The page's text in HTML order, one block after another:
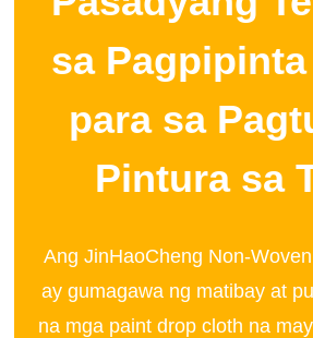
sa Pagpipinta
para sa
Pintura sa
Ang JinHaoCheng Non-
ay gumagawa ng matibay at
na mga paint drop cloth na